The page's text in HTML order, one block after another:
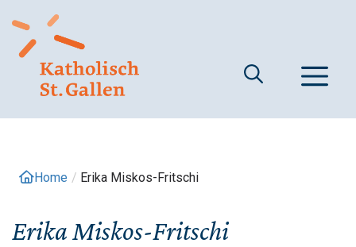
zum
Inhalt
Home / Erika Miskos-Fritschi
Erika Miskos-Fritschi